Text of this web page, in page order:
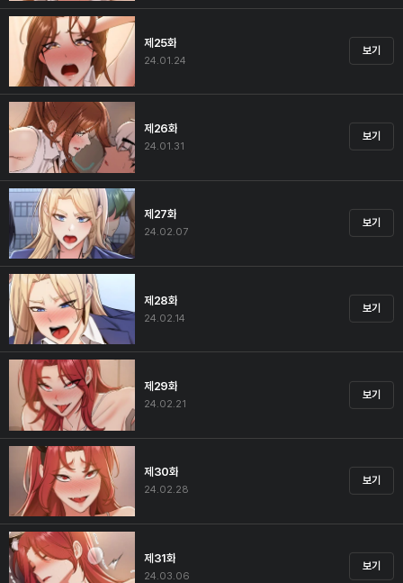
제25화
24.01.24
보기
제26화
24.01.31
보기
제27화
24.02.07
보기
제28화
24.02.14
보기
제29화
24.02.21
보기
제30화
24.02.28
보기
제31화
24.03.06
보기